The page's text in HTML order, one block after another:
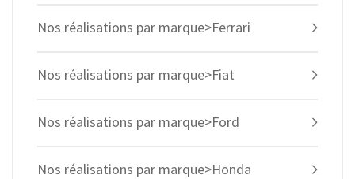
Nos réalisations par marque>Ferrari
Nos réalisations par marque>Fiat
Nos réalisations par marque>Ford
Nos réalisations par marque>Honda